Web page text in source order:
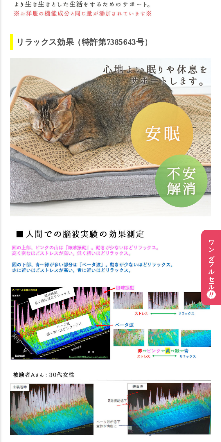
リラックス効果（特許第7385643号）
ワンダフルセール